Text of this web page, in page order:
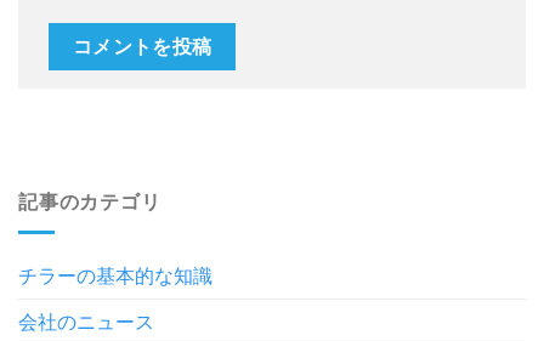
記事のカテゴリ
チラーの基本的な知識
会社のニュース